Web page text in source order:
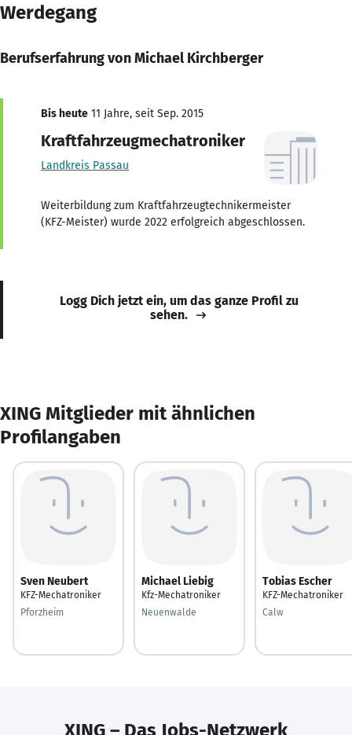
Werdegang
Berufserfahrung von Michael Kirchberger
Bis heute 11 Jahre, seit Sep. 2015
Kraftfahrzeugmechatroniker
Landkreis Passau
Weiterbildung zum Kraftfahrzeugtechnikermeister
(KFZ-Meister) wurde 2022 erfolgreich abgeschlossen.
Logg Dich jetzt ein, um das ganze Profil zu
sehen.
XING Mitglieder mit ähnlichen
Profilangaben
Sven Neubert
KFZ-Mechatroniker
Pforzheim
Michael Liebig
Kfz-Mechatroniker
Neuenwalde
Tobias Escher
KFZ-Mechatroniker
Calw
XING – Das Jobs-Netzwerk